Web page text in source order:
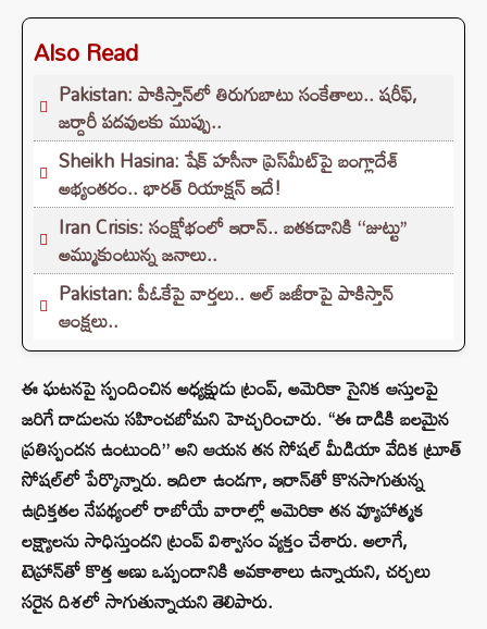
Also Read
Pakistan: పాకిస్తాన్‌లో తిరుగుబాటు సంకేతాలు.. షరీఫ్,
జర్దారీ పదవులకు ముప్పు..
Sheikh Hasina: షేక్ హసీనా ప్రెస్‌మీట్‌పై బంగ్లాదేశ్
అభ్యంతరం.. భారత్ రియాక్షన్ ఇదే!
Iran Crisis: సంక్షోభంలో ఇరాన్.. బతకడానికి ‘‘జుట్టు’’
అమ్ముకుంటున్న జనాలు..
Pakistan: పీఓకేపై వార్తలు.. అల్ జజీరాపై పాకిస్తాన్
ఆంక్షలు..
ఈ ఘటనపై స్పందించిన అధ్యక్షుడు ట్రంప్, అమెరికా సైనిక ఆస్తులపై
జరిగే దాడులను సహించబోమని హెచ్చరించారు. “ఈ దాడికి బలమైన
ప్రతిస్పందన ఉంటుంది” అని ఆయన తన సోషల్ మీడియా వేదిక ట్రూత్
సోషల్‌లో పేర్కొన్నారు. ఇదిలా ఉండగా, ఇరాన్‌తో కొనసాగుతున్న
ఉద్రిక్తతల నేపథ్యంలో రాబోయే వారాల్లో అమెరికా తన వ్యూహాత్మక
లక్ష్యాలను సాధిస్తుందని ట్రంప్ విశ్వాసం వ్యక్తం చేశారు. అలాగే,
టెహ్రాన్‌తో కొత్త అణు ఒప్పందానికి అవకాశాలు ఉన్నాయని, చర్చలు
సరైన దిశలో సాగుతున్నాయని తెలిపారు.